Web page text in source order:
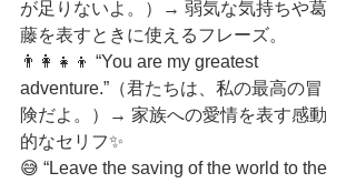
が足りないよ。）→ 弱気な気持ちや葛
藤を表すときに使えるフレーズ。
👨‍👩‍👧‍👦 “You are my greatest
adventure.”（君たちは、私の最高の冒
険だよ。）→ 家族への愛情を表す感動
的なセリフ✨
😅 “Leave the saving of the world to the